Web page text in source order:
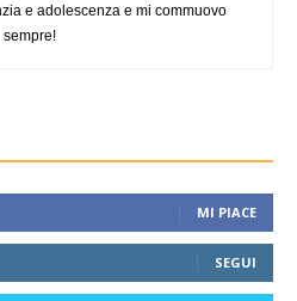
e adolescenza e mi commuovo
sempre!
MI PIACE
SEGUI